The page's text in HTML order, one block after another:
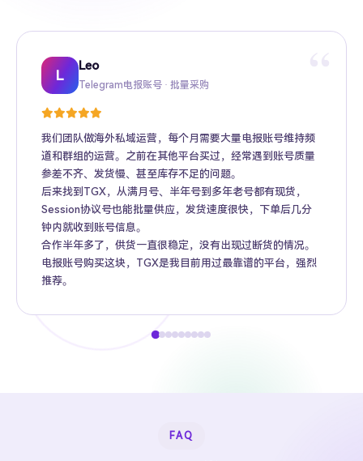
L
Leo
Telegram电报账号 · 批量采购
我们团队做海外私域运营，每个月需要大量电报账号维持频
道和群组的运营。之前在其他平台买过，经常遇到账号质量
参差不齐、发货慢、甚至库存不足的问题。
后来找到TGX，从满月号、半年号到多年老号都有现货，
Session协议号也能批量供应，发货速度很快，下单后几分
钟内就收到账号信息。
合作半年多了，供货一直很稳定，没有出现过断货的情况。
电报账号购买这块，TGX是我目前用过最靠谱的平台，强烈
推荐。
Sarah
Twitter推特高粉号 · Web3项目推广
Kevin
TikTok账号 · 跨境电商矩阵运营
Mike
Facebook广告账号 · 跨境广告投放
Amy
Instagram账号 · 品牌海外推广
Daniel
Gmail账号 · Apple ID · AI工具账号
Jason
YouTube账号 · 内容变现
Wing
Telegram Premium代充 · 个人用户
Richard
海外账号批发 · MCN机构
FAQ